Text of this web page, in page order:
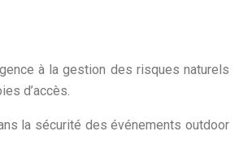
à la gestion des risques naturels
d’accès.
la sécurité des événements outdoor